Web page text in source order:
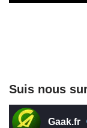
Suis nous
Gaak.fr